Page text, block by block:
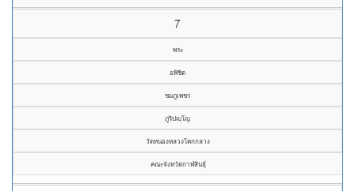
7
พระ
อพิชิต
ชมภูเพชร
ภูริปญฺโญ
วัดหนองหลวงโคกกลาง
คณะจังหวัดกาฬสินธุ์